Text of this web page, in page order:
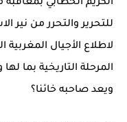
الكريم الخطابي
للتحرير والتحرر من نير
لاطلاع الأجيال المغربية
المرحلة التاريخية بما
ويعد صاحبه خائنا؟